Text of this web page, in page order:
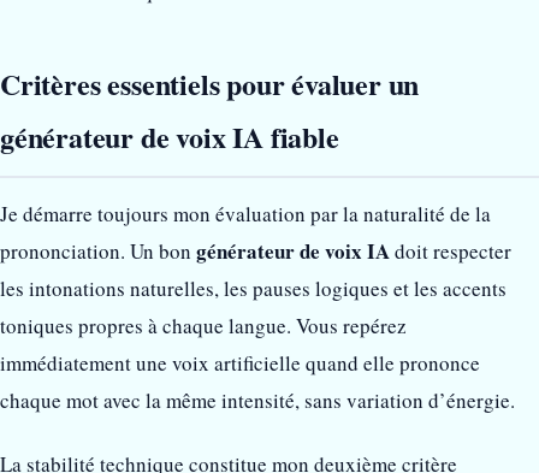
Critères essentiels pour évaluer un
générateur de voix IA fiable
Je démarre toujours mon évaluation par la naturalité de la
prononciation. Un bon générateur de voix IAdoit respecter
les intonations naturelles, les pauses logiques et les accents
toniques propres à chaque langue. Vous repérez
immédiatement une voix artificielle quand elle prononce
chaque mot avec la même intensité, sans variation d’énergie.
La stabilité technique constitue mon deuxième critère